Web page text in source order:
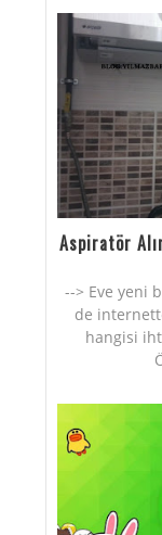
Aspiratör
--> Eve yeni
de
hangisi